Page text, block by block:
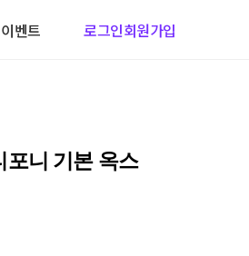
이벤트 로그인회원가입
포니 기본 옥스